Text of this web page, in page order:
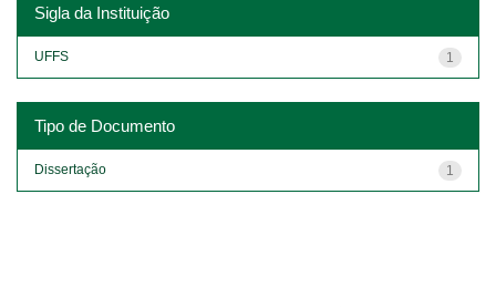
Sigla da Instituição
1
UFFS
Tipo de Documento
1
Dissertação